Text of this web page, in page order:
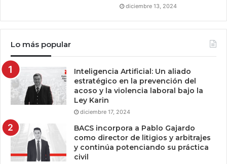
diciembre 13, 2024
Lo más popular
Inteligencia Artificial: Un aliado
estratégico en la prevención del
acoso y la violencia laboral bajo la
Ley Karin
diciembre 17, 2024
BACS incorpora a Pablo Gajardo
como director de litigios y arbitrajes
y continúa potenciando su práctica
civil